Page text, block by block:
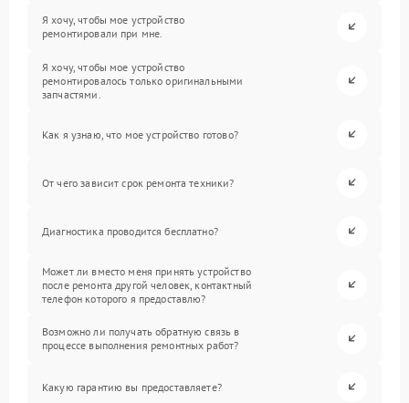
Я хочу, чтобы мое устройство
ремонтировали при мне.
Я хочу, чтобы мое устройство
ремонтировалось только оригинальными
запчастями.
Как я узнаю, что мое устройство готово?
От чего зависит срок ремонта техники?
Диагностика проводится бесплатно?
Может ли вместо меня принять устройство
после ремонта другой человек, контактный
телефон которого я предоставлю?
Возможно ли получать обратную связь в
процессе выполнения ремонтных работ?
Какую гарантию вы предоставляете?